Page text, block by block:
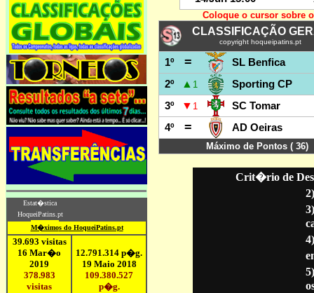
Crit�rio de